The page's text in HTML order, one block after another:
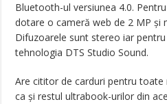
Bluetooth-ul versiunea 4.0.
dotare o cameră web de 2 MP şi
Difuzoarele sunt stereo iar
tehnologia DTS Studio Sound.
Are cititor de carduri pentru
ca şi restul ultrabook-urilor din